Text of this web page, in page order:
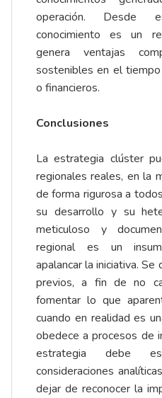
operación. Desde
conocimiento es un
genera ventajas
sostenibles en el
o financieros.
Conclusiones
La estrategia clúster
regionales reales, en la
de forma rigurosa a
su desarrollo y su
meticuloso y
regional es un
apalancar la iniciativa.
previos, a fin de no
fomentar lo que
cuando en realidad es
obedece a procesos de
estrategia debe
consideraciones
dejar de reconocer la